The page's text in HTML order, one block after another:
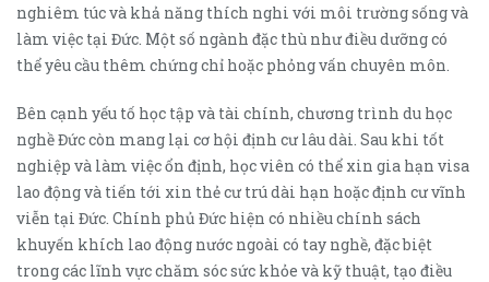
nghiêm túc và khả năng thích nghi với môi trường sống và
làm việc tại Đức. Một số ngành đặc thù như điều dưỡng có
thể yêu cầu thêm chứng chỉ hoặc phỏng vấn chuyên môn.
Bên cạnh yếu tố học tập và tài chính, chương trình du học
nghề Đức còn mang lại cơ hội định cư lâu dài. Sau khi tốt
nghiệp và làm việc ổn định, học viên có thể xin gia hạn visa
lao động và tiến tới xin thẻ cư trú dài hạn hoặc định cư vĩnh
viễn tại Đức. Chính phủ Đức hiện có nhiều chính sách
khuyến khích lao động nước ngoài có tay nghề, đặc biệt
trong các lĩnh vực chăm sóc sức khỏe và kỹ thuật, tạo điều